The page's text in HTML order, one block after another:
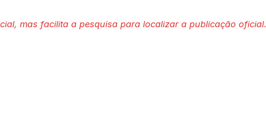
mas facilita a pesquisa para localizar a publicação oficial.